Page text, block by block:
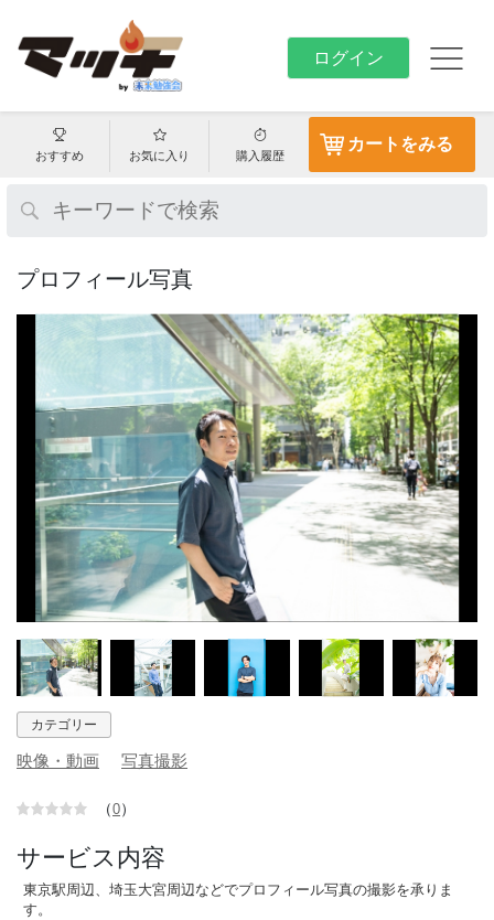
ログイン
おすすめ お気に入り 購入履歴
カートをみる
プロフィール写真
カテゴリー
映像・動画 写真撮影
（0）
サービス内容
東京駅周辺、埼玉大宮周辺などでプロフィール写真の撮影を承りま
す。